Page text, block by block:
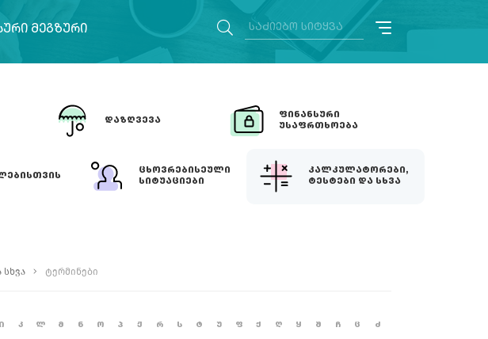
ᲛᲔᲒᲖᲣᲠᲘ
ᲓᲐᲖᲦᲕᲔᲕᲐ
ᲤᲘᲜᲐᲜᲡᲣᲠᲘ
ᲣᲡᲐᲤᲠᲗᲮᲝᲔᲑᲐ
ᲪᲮᲝᲕᲠᲔᲑᲘᲡᲔᲣᲚᲘ
ᲡᲘᲢᲣᲐᲪᲘᲔᲑᲘ
ᲙᲐᲚᲙᲣᲚᲐᲢᲝᲠᲔᲑᲘ,
ᲢᲔᲡᲢᲔᲑᲘ ᲓᲐ ᲡᲮᲕᲐ
ტერმინები
Ი Კ Ლ Მ Ნ Ო Პ Ჟ Რ Ს Ტ Უ Ფ Ქ Ღ Ყ Შ Ჩ Ც Ძ